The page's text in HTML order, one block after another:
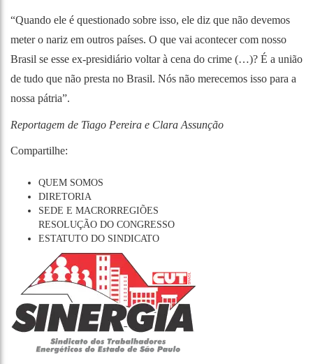
“Quando ele é questionado sobre isso, ele diz que não devemos
meter o nariz em outros países. O que vai acontecer com nosso
Brasil se esse ex-presidiário voltar à cena do crime (…)? É a união
de tudo que não presta no Brasil. Nós não merecemos isso para a
nossa pátria”.
Reportagem de Tiago Pereira e Clara Assunção
Compartilhe:
QUEM SOMOS
DIRETORIA
SEDE E MACRORREGIÕES
RESOLUÇÃO DO CONGRESSO
ESTATUTO DO SINDICATO